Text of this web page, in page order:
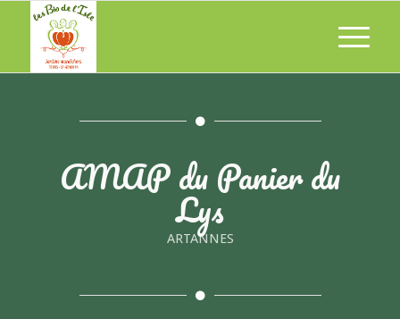
AMAP du Panier du
Lys
ARTANNES